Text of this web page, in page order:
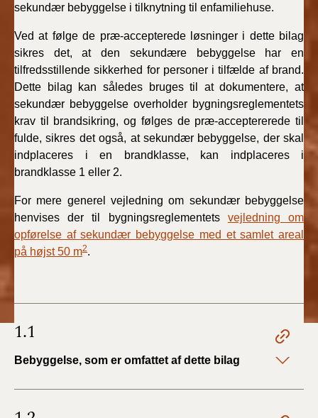
2020)
BR18 (1/1-9/3 2020)
BR18 (4/7-31/12
2019)
BR18 (1/1-4/7 2019)
BR18 (1/7-31/12
2018)
BR18 (1/1-30/6
2018)
sekundær bebyggelse i tilknytning til enfamiliehuse.
Ved at følge de præ-accepterede løsninger i dette bilag
sikres det, at den sekundære bebyggelse har en
tilfredsstillende sikkerhed for personer i tilfælde af brand.
Dette bilag kan således bruges til at dokumentere, at
sekundær bebyggelse overholder bygningsreglementets
krav til brandsikring, og følges de præ-acceptererede til
fulde, sikres det også, at sekundær bebyggelse, der skal
indplaceres i en brandklasse, kan indplaceres i
brandklasse 1 eller 2.
For mere generel vejledning om sekundær bebyggelse
henvises der til bygningsreglementets vejledning om
opførelse af sekundær bebyggelse med et samlet areal
på højst 50 m2.
1.1
Bebyggelse, som er omfattet af dette bilag